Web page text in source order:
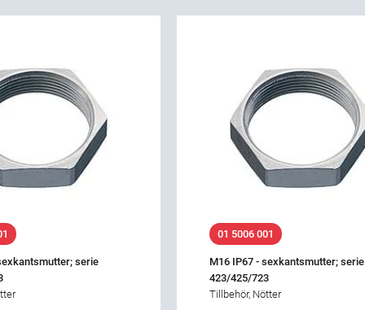
serie
01 5006 001
M16 IP67 - sexkantsmutter; serie
423/425/723
Tillbehör, Nötter